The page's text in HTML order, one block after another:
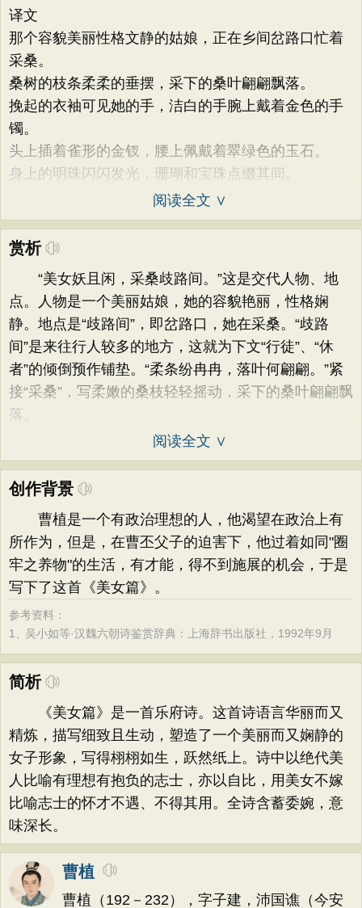
译文
那个容貌美丽性格文静的姑娘，正在乡间岔路口忙着
采桑。
桑树的枝条柔柔的垂摆，采下的桑叶翩翩飘落。
挽起的衣袖可见她的手，洁白的手腕上戴着金色的手
镯。
头上插着雀形的金钗，腰上佩戴着翠绿色的玉石。
身上的明珠闪闪发光，珊瑚和宝珠点缀其间。
阅读全文 ∨
赏析
“美女妖且闲，采桑歧路间。”这是交代人物、地
点。人物是一个美丽姑娘，她的容貌艳丽，性格娴
静。地点是“歧路间”，即岔路口，她在采桑。“歧路
间”是来往行人较多的地方，这就为下文“行徒”、“休
者”的倾倒预作铺垫。“柔条纷冉冉，落叶何翩翩。”紧
接“采桑”，写柔嫩的桑枝轻轻摇动，采下的桑叶翩翩飘
落。
阅读全文 ∨
创作背景
曹植是一个有政治理想的人，他渴望在政治上有
所作为，但是，在曹丕父子的迫害下，他过着如同"圈
牢之养物"的生活，有才能，得不到施展的机会，于是
写下了这首《美女篇》。
参考资料：
1、吴小如等·汉魏六朝诗鉴赏辞典：上海辞书出版社，1992年9月
简析
《美女篇》是一首乐府诗。这首诗语言华丽而又
精炼，描写细致且生动，塑造了一个美丽而又娴静的
女子形象，写得栩栩如生，跃然纸上。诗中以绝代美
人比喻有理想有抱负的志士，亦以自比，用美女不嫁
比喻志士的怀才不遇、不得其用。全诗含蓄委婉，意
味深长。
曹植
曹植（192－232），字子建，沛国谯（今安